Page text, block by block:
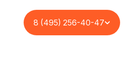
8 (495) 256-40-47